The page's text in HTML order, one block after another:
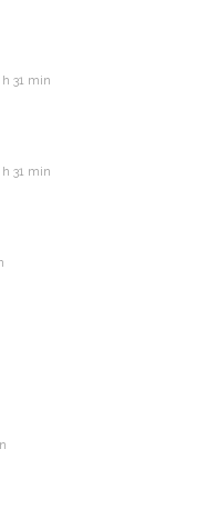
31 min
31 min